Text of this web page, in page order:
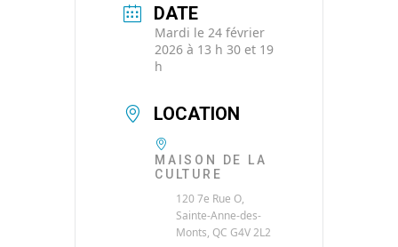
DATE
Mardi le 24 février
2026 à 13 h 30 et 19
h
LOCATION
MAISON DE LA
CULTURE
120 7e Rue O,
Sainte-Anne-des-
Monts, QC G4V 2L2